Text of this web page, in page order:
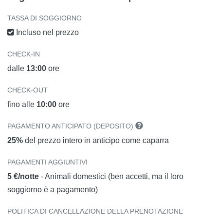
TASSA DI SOGGIORNO
Incluso nel prezzo
CHECK-IN
dalle 13:00 ore
CHECK-OUT
fino alle 10:00 ore
PAGAMENTO ANTICIPATO (DEPOSITO)
25% del prezzo intero in anticipo come caparra
PAGAMENTI AGGIUNTIVI
5 €/notte - Animali domestici (ben accetti, ma il loro
soggiorno è a pagamento)
POLITICA DI CANCELLAZIONE DELLA PRENOTAZIONE